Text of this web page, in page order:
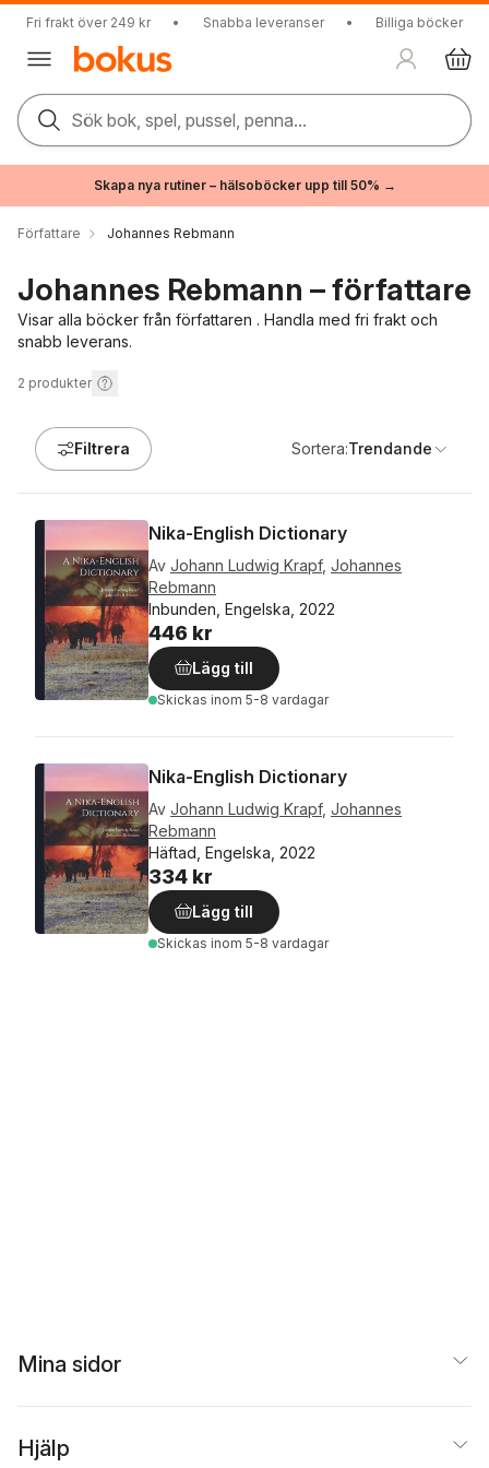
Fri frakt över 249 kr • Snabba leveranser • Billiga böcker
Sök bok, spel, pussel, penna...
Skapa nya rutiner – hälsoböcker upp till 50% →
Författare Johannes Rebmann
Johannes Rebmann – författare
Visar alla böcker från författaren . Handla med fri frakt och
snabb leverans.
2 produkter
Filtrera Sortera:Trendande
Nika-English Dictionary
Av Johann Ludwig Krapf, Johannes
Rebmann
Inbunden, Engelska, 2022
446 kr
Lägg till
Skickas inom 5-8 vardagar
Nika-English Dictionary
Av Johann Ludwig Krapf, Johannes
Rebmann
Häftad, Engelska, 2022
334 kr
Lägg till
Skickas inom 5-8 vardagar
Mina sidor
Hjälp